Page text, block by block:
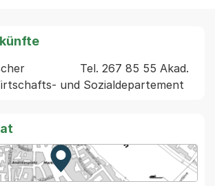
Tel. 267 85 55 Akad.
Zur Karte von MapBS.
Externer Link, wird in einem